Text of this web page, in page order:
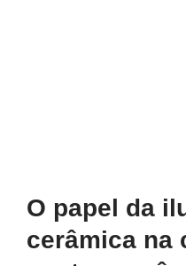
O papel da
cerâmica na